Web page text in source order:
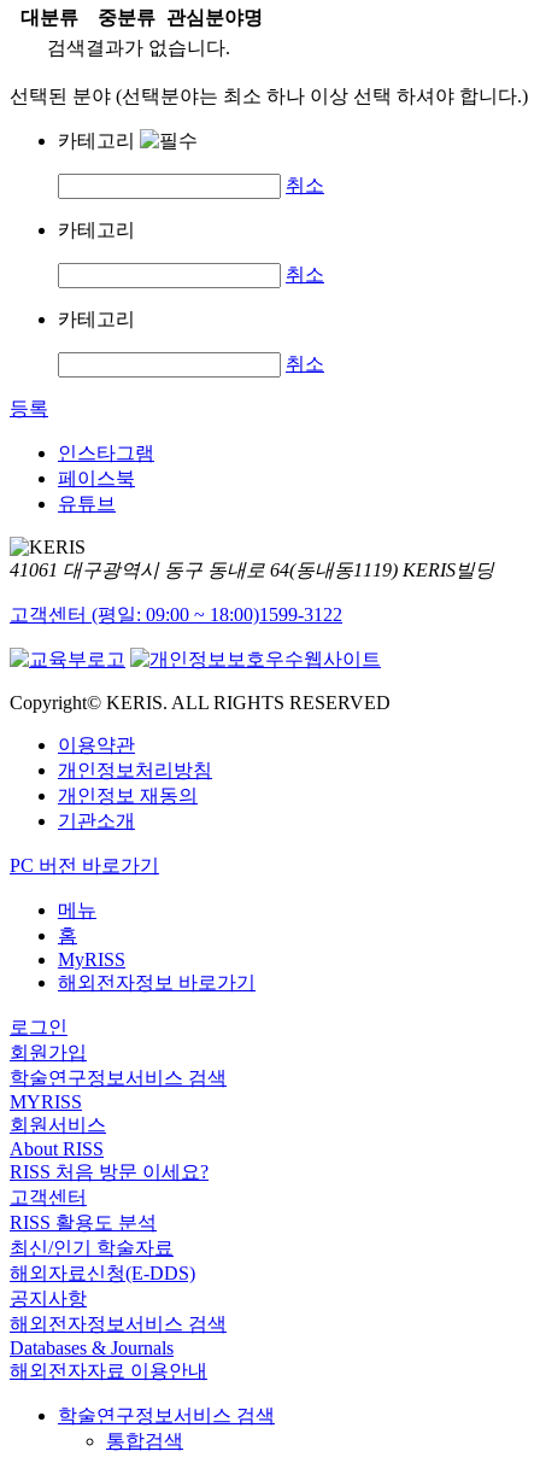
대분류
중분류
관심분야명
검색결과가 없습니다.
선택된 분야 (선택분야는 최소 하나 이상 선택 하셔야 합니다.)
카테고리
취소
카테고리
취소
카테고리
취소
등록
인스타그램
페이스북
유튜브
41061 대구광역시 동구 동내로 64(동내동1119) KERIS빌딩
고객센터 (평일: 09:00 ~ 18:00)1599-3122
Copyright© KERIS. ALL RIGHTS RESERVED
이용약관
개인정보처리방침
개인정보 재동의
기관소개
PC 버전 바로가기
메뉴
홈
MyRISS
해외전자정보 바로가기
로그인
회원가입
학술연구정보서비스 검색
MYRISS
회원서비스
About RISS
RISS 처음 방문 이세요?
고객센터
RISS 활용도 분석
최신/인기 학술자료
해외자료신청(E-DDS)
공지사항
해외전자정보서비스 검색
Databases & Journals
해외전자자료 이용안내
학술연구정보서비스 검색
통합검색